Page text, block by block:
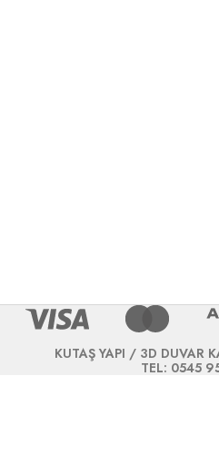
KUTAŞ YAPI / 3D DUVAR
TEL: 0545